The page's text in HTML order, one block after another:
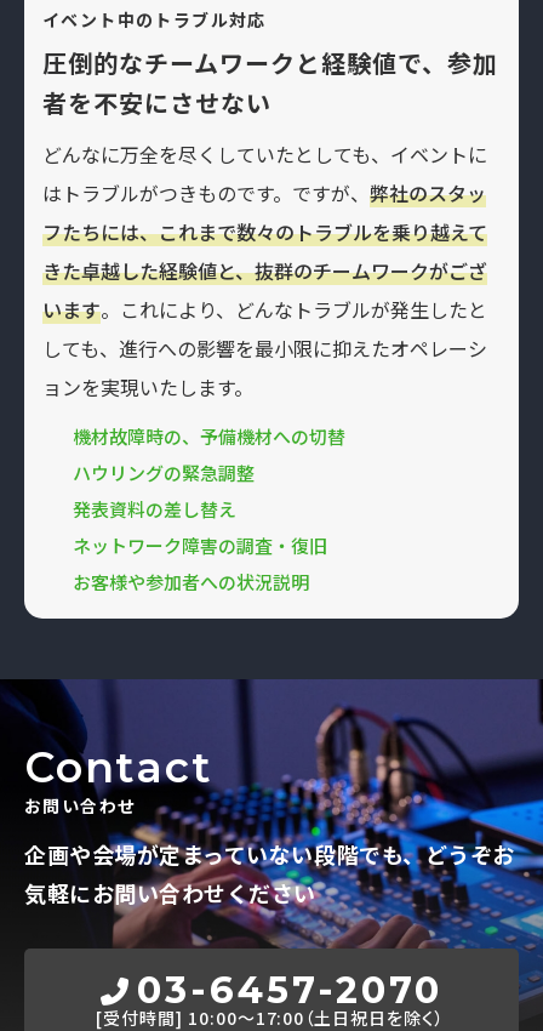
イベント中のトラブル対応
圧倒的なチームワークと経験値で、参加
者を不安にさせない
どんなに万全を尽くしていたとしても、イベントに
はトラブルがつきものです。ですが、 弊社のスタッ
フたちには、これまで数々のトラブルを乗り越えて
きた卓越した経験値と、抜群のチームワークがござ
います。これにより、どんなトラブルが発生したと
しても、進行への影響を最小限に抑えたオペレーシ
ョンを実現いたします。
機材故障時の、予備機材への切替
ハウリングの緊急調整
発表資料の差し替え
ネットワーク障害の調査・復旧
お客様や参加者への状況説明
Contact
お問い合わせ
企画や会場が定まっていない段階でも、どうぞお
気軽にお問い合わせください
03-6457-2070
[受付時間] 10:00～17:00（土日祝日を除く）